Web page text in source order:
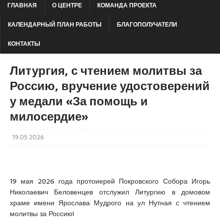
ГЛАВНАЯ О ЦЕНТРЕ
КОМАНДА ПРОЕКТА
КАЛЕНДАРНЫЙ ПЛАН РАБОТЫ
БЛАГОПОЛУЧАТЕЛИ
КОНТАКТЫ
Литургия, с чтением молитвы за
Россию, вручение удостоверений
у медали «За помощь и
милосердие»
19.05.2026
19 мая 2026 года протоиерей Покровского Собора Игорь
Николаевич Беловенцев отслужил Литургию в домовом
храме имени Ярослава Мудрого на ул Нутная с чтением
молитвы за Россию!